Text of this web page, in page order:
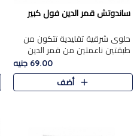
ساندوتش قمر الدين فول كبير
حلوى شرقية تقليدية تتكون من
طبقتين ناعمتين من قمر الدين
الفاخر، تتوسطهما حشوة غنية من
الفول السوداني المحمص، لتجمع
بين حلاوة المشمش الطبيعية..
69.00 جنيه
أضف